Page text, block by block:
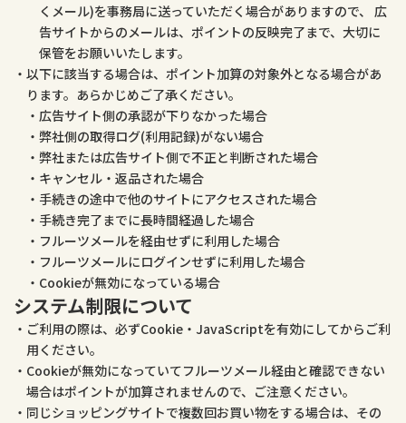
くメール)を事務局に送っていただく場合がありますので、 広
告サイトからのメールは、ポイントの反映完了まで、大切に
保管をお願いいたします。
以下に該当する場合は、ポイント加算の対象外となる場合があ
ります。あらかじめご了承ください。
広告サイト側の承認が下りなかった場合
弊社側の取得ログ(利用記録)がない場合
弊社または広告サイト側で不正と判断された場合
キャンセル・返品された場合
手続きの途中で他のサイトにアクセスされた場合
手続き完了までに長時間経過した場合
フルーツメールを経由せずに利用した場合
フルーツメールにログインせずに利用した場合
Cookieが無効になっている場合
システム制限について
ご利用の際は、必ずCookie・JavaScriptを有効にしてからご利
用ください。
Cookieが無効になっていてフルーツメール経由と確認できない
場合はポイントが加算されませんので、ご注意ください。
同じショッピングサイトで複数回お買い物をする場合は、その